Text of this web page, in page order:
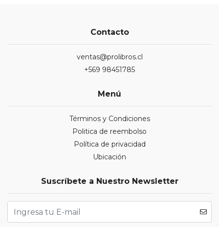
Contacto
ventas@prolibros.cl
+569 98451785
Menú
Términos y Condiciones
Politica de reembolso
Política de privacidad
Ubicación
Suscríbete a Nuestro Newsletter